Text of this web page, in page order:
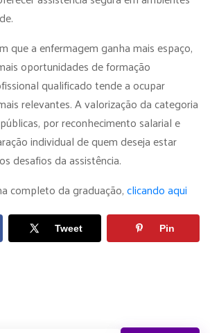
que a enfermagem ganha mais espaço,
oportunidades de formação
qualificado tende a ocupar
relevantes. A valorização da categoria
por reconhecimento salarial e
individual de quem deseja estar
desafios da assistência.
completo da graduação,clicando aqui
Tweet Pin